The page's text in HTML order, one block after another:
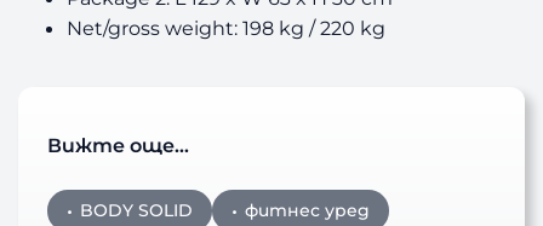
Net/gross weight: 198 kg / 220 kg
Вижте още…
BODY SOLID
фитнес уред